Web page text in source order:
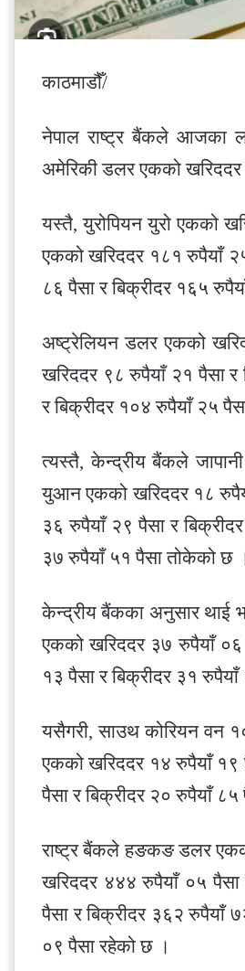
काठमाडौँ/
नेपाल राष्ट्र बैंकले आजका
अमेरिकी डलर एकको
यस्तै, युरोपियन युरो एकको
एकको खरिददर १८१ रुपैयाँ
८६ पैसा र बिक्रीदर १६५
अष्ट्रेलियन डलर एकको
खरिददर ९८ रुपैयाँ २१ पैसा
र बिक्रीदर १०४ रुपैयाँ २५
त्यस्तै, केन्द्रीय बैंकले
युआन एकको खरिददर १८
३६ रुपैयाँ २९ पैसा र
३७ रुपैयाँ ५१ पैसा तोकेको छ
केन्द्रीय बैंकका अनुसार थाई
एकको खरिददर ३७ रुपैयाँ
१३ पैसा र बिक्रीदर ३१ रुपैयाँ
यसैगरी, साउथ कोरियन वन
एकको खरिददर १४ रुपैयाँ १९
पैसा र बिक्रीदर २० रुपैयाँ
राष्ट्र बैंकले हङकङ डलर
खरिददर ४४४ रुपैयाँ ०५ पैसा
पैसा र बिक्रीदर ३६२ रुपैयाँ
०९ पैसा रहेको छ ।